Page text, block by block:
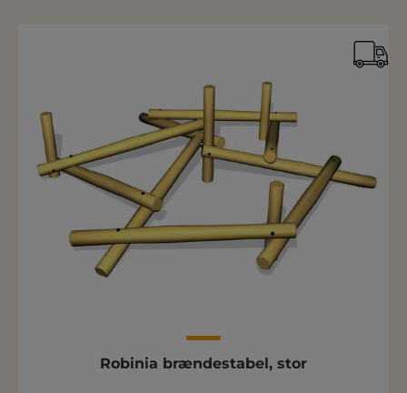
Robinia brændestabel, stor